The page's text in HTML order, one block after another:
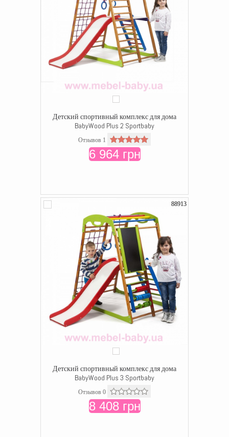
Детский спортивный комплекс для дома
BabyWood Plus 2 Sportbaby
Отзывов 1
6 964 грн
88913
Детский спортивный комплекс для дома
BabyWood Plus 3 Sportbaby
Отзывов 0
8 408 грн